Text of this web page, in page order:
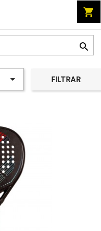
shopping_cart

 FILTRAR